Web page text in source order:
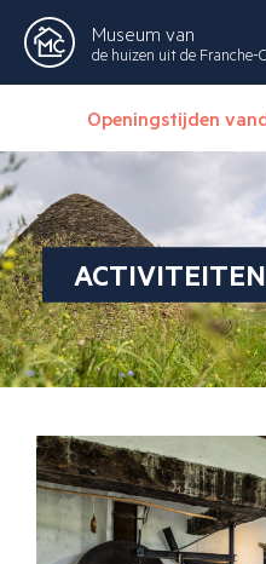
Museum van
de huizen uit de Franche-
Openingstijden